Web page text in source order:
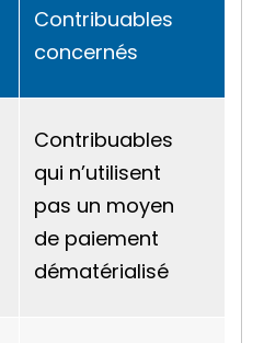
Contribuables
concernés
Contribuables
qui n’utilisent
pas un moyen
de paiement
dématérialisé